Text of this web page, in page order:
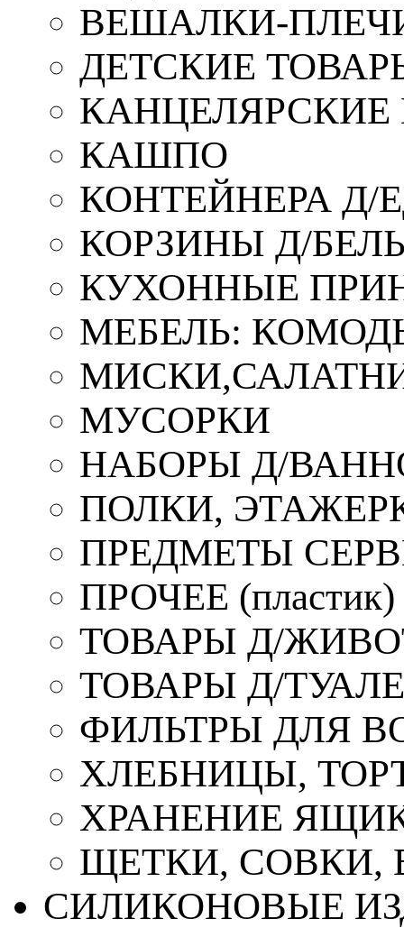
ВЕШАЛКИ-
ДЕТСКИЕ
КАШПО
КОНТЕЙНЕРА Д/
КОРЗИНЫ Д/
КУХОННЫЕ
МЕБЕЛЬ:
МУСОРКИ
НАБОРЫ Д/
ПОЛКИ,
ПРЕДМЕТЫ
ПРОЧЕЕ (пластик)
ТОВАРЫ Д/
ТОВАРЫ Д/
ФИЛЬТРЫ ДЛЯ
ХЛЕБНИЦЫ,
ХРАНЕНИЕ
ЩЕТКИ, СОВКИ,
СИЛИКОНОВЫЕ